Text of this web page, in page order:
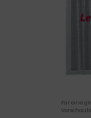
Für eine